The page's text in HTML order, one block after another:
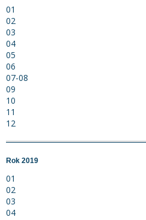
01
02
03
04
05
06
07-08
09
10
11
12
Rok 2019
01
02
03
04